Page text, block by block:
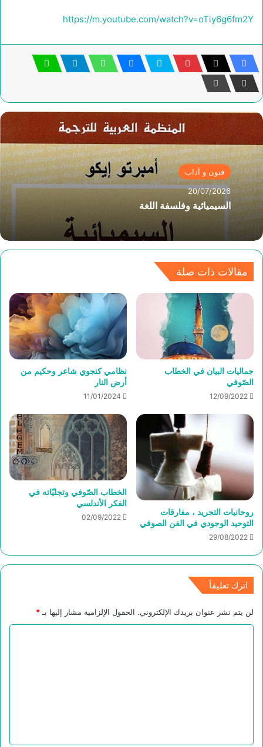
https://m.youtube.com/watch?v=oTiy6g6fm2Y
فنون و آداب
20/07/2026
السيميائية وفلسفة اللغة
مقالات ذات صلة
جماليات البيان في الخطاب
الصّوفي
12/09/2022
نظامي كنجوي شاعر وحكيم من
أرض النار
11/01/2024
روحانيات التجريد ، مفارقات
التوحيد الوجودي في الفن الصوفي
29/08/2022
الخطاب الصّوفي وتجليّاته في
الفكر الأندلسي
02/09/2022
اترك تعليقاً
لن يتم نشر عنوان بريدك الإلكتروني. الحقول الإلزامية مشار إليها بـ *